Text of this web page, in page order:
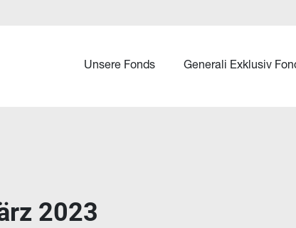
Unsere Fonds Generali Exklusiv
2023